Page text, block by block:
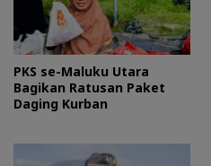
PKS se-Maluku Utara
Bagikan Ratusan Paket
Daging Kurban